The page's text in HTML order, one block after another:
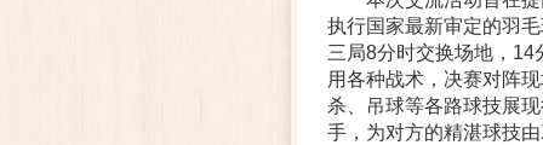
执行国家最新审定的羽
三局8分时交换场地，
用各种战术，决赛对阵
杀、吊球等各路球技展
手，为对方的精湛球技